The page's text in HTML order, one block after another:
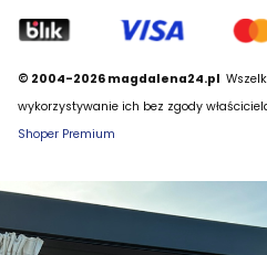
© 2004-2026 magdalena24.pl
wykorzystywanie ich bez zgody
Shoper Premium